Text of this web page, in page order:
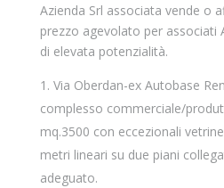
Azienda Srl associata vende o
prezzo agevolato per associati
di elevata potenzialità.
Via Oberdan-ex Autobase
complesso commerciale/
mq.3500 con eccezionali
metri lineari su due piani
adeguato.